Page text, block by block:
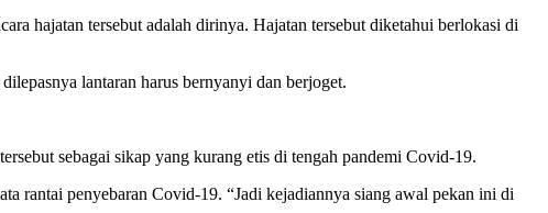
hajatan tersebut adalah dirinya. Hajatan tersebut diketahui berlokasi di
lantaran harus bernyanyi dan berjoget.
sebagai sikap yang kurang etis di tengah pandemi Covid-19.
rantai penyebaran Covid-19. “Jadi kejadiannya siang awal pekan ini di